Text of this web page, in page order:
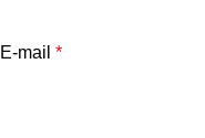
E-mail *